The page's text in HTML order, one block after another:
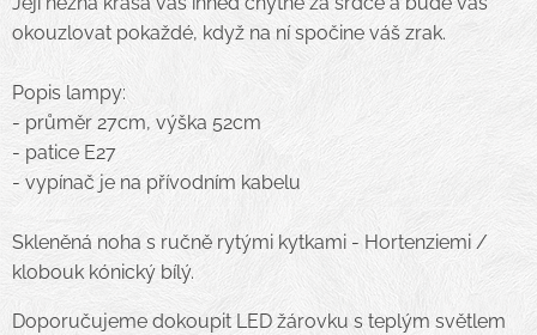
okouzlovat pokaždé, když na ní spočine váš zrak.
Popis lampy:
- průměr 27cm, výška 52cm
- patice E27
- vypínač je na přívodním kabelu
Skleněná noha s ručně rytými kytkami - Hortenziemi /
klobouk kónický bílý.
Doporučujeme dokoupit LED žárovku s teplým světlem